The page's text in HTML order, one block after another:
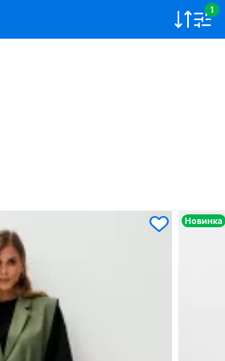
1
Новинка